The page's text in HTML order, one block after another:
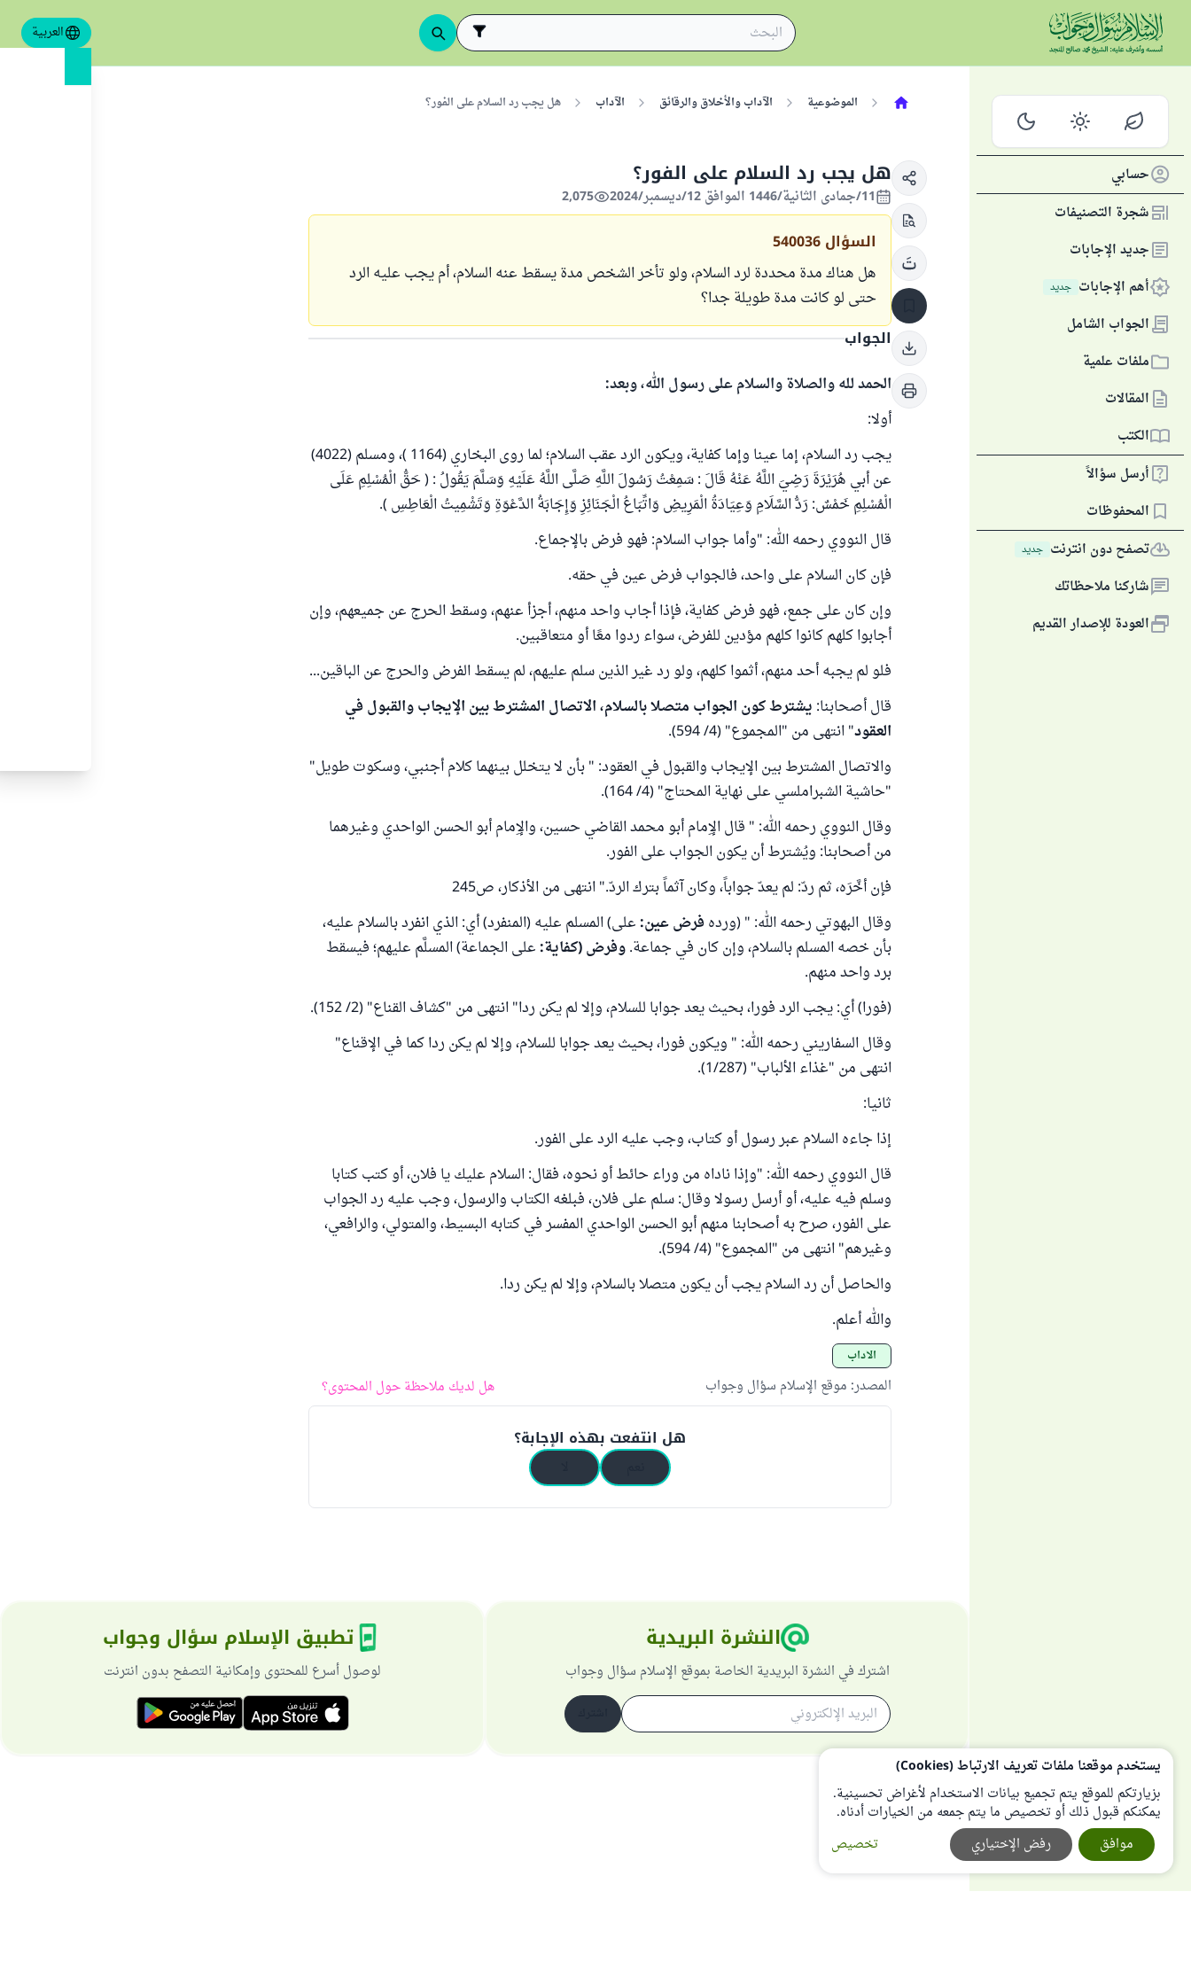
العربية
حسابي
شجرة التصنيفات
جديد الإجابات
أهم الإجابات جديد
الجواب الشامل
ملفات علمية
المقالات
الكتب
أرسل سؤالاً
المحفوظات
تصفح دون انترنت جديد
شاركنا ملاحظاتك
العودة للإصدار القديم
الموضوعية الآداب والأخلاق والرقائق الآداب هل يجب رد السلام على الفور؟
هل يجب رد السلام على الفور؟
11/جمادى الثانية/1446 الموافق 12/ديسمبر/2024 2,075
السؤال 540036
هل هناك مدة محددة لرد السلام، ولو تأخر الشخص مدة يسقط عنه السلام، أم يجب عليه الرد
حتى لو كانت مدة طويلة جدا؟
الجواب
الحمد لله والصلاة والسلام على رسول الله، وبعد:
أولا:
يجب رد السلام، إما عينا وإما كفاية، ويكون الرد عقب السلام؛ لما روى البخاري (1164 )، ومسلم (4022)
عن أبي هُرَيْرَةَ رَضِيَ اللَّهُ عَنْهُ قَالَ : سَمِعْتُ رَسُولَ اللَّهِ صَلَّى اللَّهُ عَلَيْهِ وَسَلَّمَ يَقُولُ : ( حَقُّ الْمُسْلِمِ عَلَى
الْمُسْلِمِ خَمْسٌ: رَدُّ السَّلَامِ وَعِيَادَةُ الْمَرِيضِ وَاتِّبَاعُ الْجَنَائِزِ وَإِجَابَةُ الدَّعْوَةِ وَتَشْمِيتُ الْعَاطِسِ ).
قال النووي رحمه الله: "وأما جواب السلام: فهو فرض بالإجماع.
فإن كان السلام على واحد، فالجواب فرض عين في حقه.
وإن كان على جمع، فهو فرض كفاية، فإذا أجاب واحد منهم، أجزأ عنهم، وسقط الحرج عن جميعهم، وإن
أجابوا كلهم كانوا كلهم مؤدين للفرض، سواء ردوا معًا أو متعاقبين.
فلو لم يجبه أحد منهم، أثموا كلهم، ولو رد غير الذين سلم عليهم، لم يسقط الفرض والحرج عن الباقين...
قال أصحابنا: يشترط كون الجواب متصلا بالسلام، الاتصال المشترط بين الإيجاب والقبول في
العقود" انتهى من "المجموع" (4/ 594).
والاتصال المشترط بين الإيجاب والقبول في العقود: " بأن لا يتخلل بينهما كلام أجنبي، وسكوت طويل"
"حاشية الشبراملسي على نهاية المحتاج" (4/ 164).
وقال النووي رحمه الله: " قال الإِمام أبو محمد القاضي حسين، والإِمام أبو الحسن الواحدي وغيرهما
من أصحابنا: ويُشترط أن يكون الجواب على الفور.
فإن أخَّرَه، ثم ردّ: لم يعدّ جواباً، وكان آثماً بترك الردّ." انتهى من الأذكار، ص245
وقال البهوتي رحمه الله: " (ورده فرض عين: على) المسلم عليه (المنفرد) أي: الذي انفرد بالسلام عليه،
بأن خصه المسلم بالسلام، وإن كان في جماعة.وفرض (كفاية: على الجماعة) المسلَّم عليهم؛ فيسقط
برد واحد منهم.
(فورا) أي: يجب الرد فورا، بحيث يعد جوابا للسلام، وإلا لم يكن ردا" انتهى من "كشاف القناع" (2/ 152).
وقال السفاريني رحمه الله: " ويكون فورا، بحيث يعد جوابا للسلام، وإلا لم يكن ردا كما في الإقناع"
انتهى من "غذاء الألباب" (1/287).
ثانيا:
إذا جاءه السلام عبر رسول أو كتاب، وجب عليه الرد على الفور.
قال النووي رحمه الله: "وإذا ناداه من وراء حائط أو نحوه، فقال: السلام عليك يا فلان، أو كتب كتابا
وسلم فيه عليه، أو أرسل رسولا وقال: سلم على فلان، فبلغه الكتاب والرسول، وجب عليه رد الجواب
على الفور، صرح به أصحابنا منهم أبو الحسن الواحدي المفسر في كتابه البسيط، والمتولي، والرافعي،
وغيرهم" انتهى من "المجموع" (4/ 594).
والحاصل أن رد السلام يجب أن يكون متصلا بالسلام، وإلا لم يكن ردا.
والله أعلم.
الآداب
المصدر: موقع الإسلام سؤال وجواب هل لديك ملاحظة حول المحتوى؟
هل انتفعت بهذه الإجابة؟
النشرة البريدية
اشترك في النشرة البريدية الخاصة بموقع الإسلام سؤال وجواب
تطبيق الإسلام سؤال وجواب
لوصول أسرع للمحتوى وإمكانية التصفح بدون انترنت
يستخدم موقعنا ملفات تعريف الارتباط (Cookies)
بزيارتكم للموقع يتم تجميع بيانات الاستخدام لأغراض تحسينية.
يمكنكم قبول ذلك أو تخصيص ما يتم جمعه من الخيارات أدناه.
تخصيص
رفض الإختياري موافق